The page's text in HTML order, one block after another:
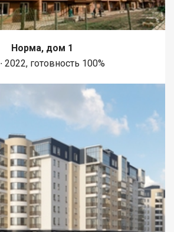
Норма, дом 1
2022, готовность 100%